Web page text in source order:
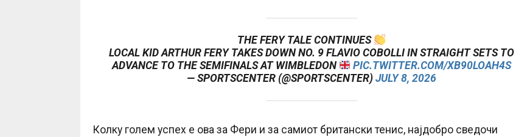
THE FERY TALE CONTINUES
LOCAL KID ARTHUR FERY TAKES DOWN NO. 9 FLAVIO COBOLLI IN STRAIGHT SETS TO
ADVANCE TO THE SEMIFINALS AT WIMBLEDON
PIC.TWITTER.COM/XB90LOAH4S
— SPORTSCENTER (@SPORTSCENTER) JULY 8, 2026
Колку голем успех е ова за Фери и за самиот британски тенис, најдобро сведочи